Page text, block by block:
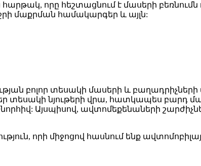
որը հեշտացնում է մասերի
մաքրման համակարգեր և այլն:
բոլոր տեսակի մասերի և
տեսակի նյութերի վրա, հատկապես բարդ
Այսպիսով, ավտոմեքենաների
որի միջոցով հասնում ենք